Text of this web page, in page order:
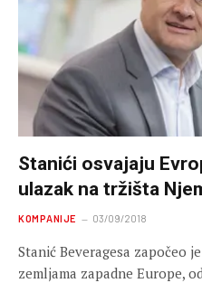
Stanići osvajaju
ulazak na tržišta
KOMPANIJE 03/09/2018
Stanić Beveragesa započeo
zemljama zapadne Europe,